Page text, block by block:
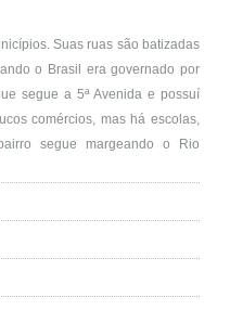
Suas ruas são batizadas
o Brasil era governado por
segue a 5ª Avenida e possuí
comércios, mas há escolas,
segue margeando o Rio